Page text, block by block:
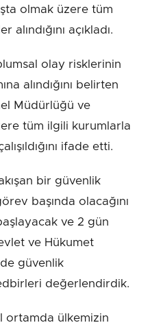
olmak üzere tüm
açıkladı.
olay risklerinin
alındığını belirten
Müdürlüğü ve
tüm ilgili kurumlarla
ifade etti.
bir güvenlik
başında olacağını
ve 2 gün
ve Hükumet
güvenlik
tedbirleri değerlendirdik.
ortamda ülkemizin